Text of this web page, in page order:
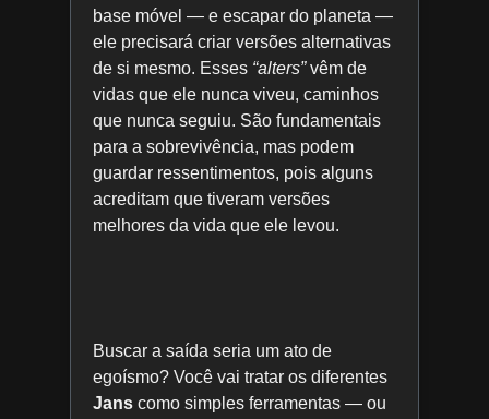
base móvel — e escapar do planeta —
ele precisará criar versões alternativas
de si mesmo. Esses “alters”vêm de
vidas que ele nunca viveu, caminhos
que nunca seguiu. São fundamentais
para a sobrevivência, mas podem
guardar ressentimentos, pois alguns
acreditam que tiveram versões
melhores da vida que ele levou.
Buscar a saída seria um ato de
egoísmo? Você vai tratar os diferentes
Jans como simples ferramentas — ou